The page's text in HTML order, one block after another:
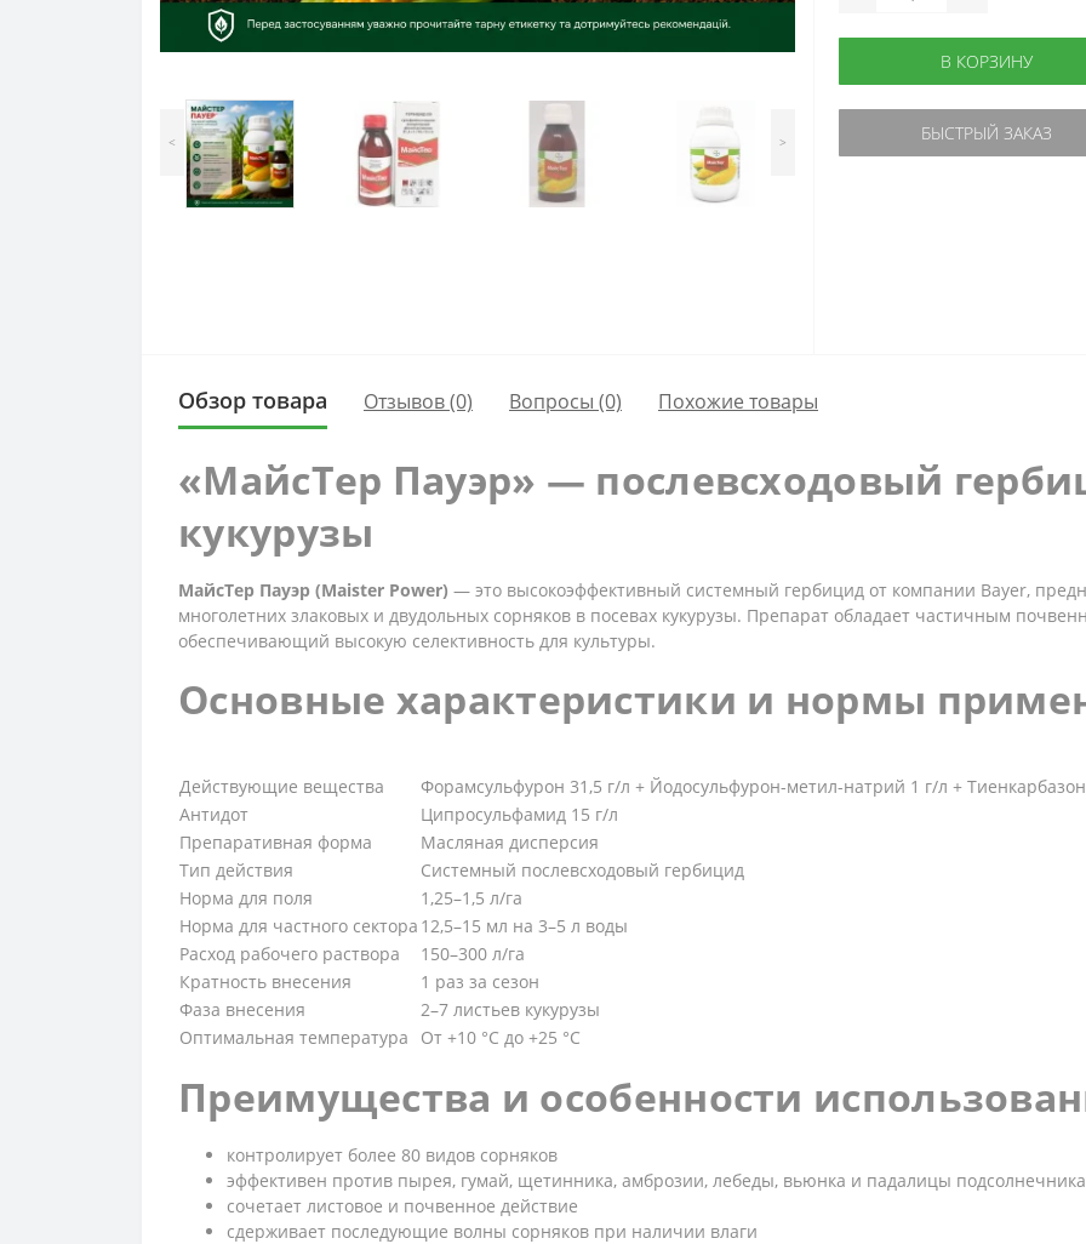
< >
В КОРЗИНУ
БЫСТРЫЙ ЗАКАЗ
Обзор товара Отзывов (0) Вопросы (0) Похожие товары
«МайсТер Пауэр» — послевсходовый
кукурузы
МайсТер Пауэр (Maister Power) — это высокоэффективный системный гербицид от компании Bayer,
многолетних злаковых и двудольных сорняков в посевах кукурузы. Препарат обладает частичным
обеспечивающий высокую селективность для культуры.
Основные характеристики и нормы
Действующие вещества
Форамсульфурон 31,5 г/л + Йодосульфурон-метил-натрий 1 г/л +
Антидот
Ципросульфамид 15 г/л
Препаративная форма
Масляная дисперсия
Тип действия
Системный послевсходовый гербицид
Норма для поля
1,25–1,5 л/га
Норма для частного сектора 12,5–15 мл на 3–5 л воды
Расход рабочего раствора
150–300 л/га
Кратность внесения
1 раз за сезон
Фаза внесения
2–7 листьев кукурузы
Оптимальная температура
От +10 °C до +25 °C
Преимущества и особенности
контролирует более 80 видов сорняков
эффективен против пырея, гумай, щетинника, амброзии, лебеды, вьюнка и падалицы подсолнечника
сочетает листовое и почвенное действие
сдерживает последующие волны сорняков при наличии влаги